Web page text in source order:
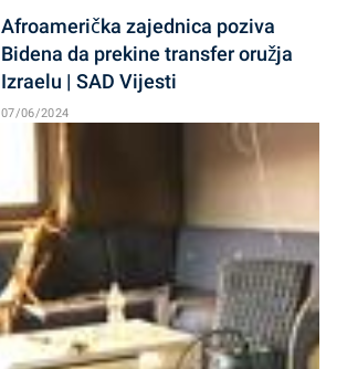
Afroamerička zajednica poziva
Bidena da prekine transfer oružja
Izraelu | SAD Vijesti
07/06/2024